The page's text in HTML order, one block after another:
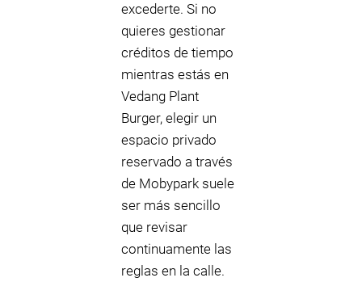
excederte. Si no
quieres gestionar
créditos de tiempo
mientras estás en
Vedang Plant
Burger, elegir un
espacio privado
reservado a través
de Mobypark suele
ser más sencillo
que revisar
continuamente las
reglas en la calle.